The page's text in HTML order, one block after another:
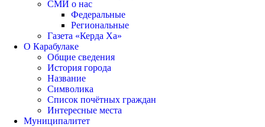
СМИ о нас
Федеральные
Региональные
Газета «Керда Ха»
О Карабулаке
Общие сведения
История города
Название
Символика
Список почётных граждан
Интересные места
Муниципалитет